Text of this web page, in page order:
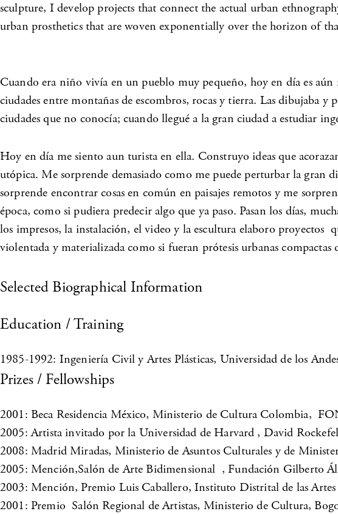
sculpture, I develop projects that connect the actual urban
urban prosthetics that are woven exponentially over the horizon of
Cuando era niño vivía en un pueblo muy pequeño, hoy en día es
ciudades entre montañas de escombros, rocas y tierra. Las dibujaba y
ciudades que no conocía; cuando llegué a la gran ciudad a estudiar
Hoy en día me siento aun turista en ella. Construyo ideas que
utópica. Me sorprende demasiado como me puede perturbar la gran
sorprende encontrar cosas en común en paisajes remotos y me
época, como si pudiera predecir algo que ya paso. Pasan los días,
los impresos, la instalación, el video y la escultura elaboro proyectos
violentada y materializada como si fueran prótesis urbanas
Selected Biographical Information
Education / Training
1985-1992: Ingeniería Civil y Artes Plásticas, Universidad de los
Prizes / Fellowships
2001: Beca Residencia México, Ministerio de Cultura Colombia,
2005: Artista invitado por la Universidad de Harvard , David
2008: Madrid Miradas, Ministerio de Asuntos Culturales y de
2005: Mención,Salón de Arte Bidimensional , Fundación Gilberto
2003: Mención, Premio Luis Caballero, Instituto Distrital de las
2001: Premio Salón Regional de Artistas, Ministerio de Cultura,